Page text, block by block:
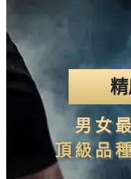
男女
頂級品